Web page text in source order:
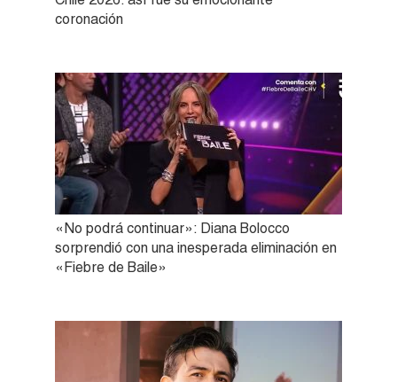
coronación
«No podrá continuar»: Diana Bolocco
sorprendió con una inesperada eliminación en
«Fiebre de Baile»